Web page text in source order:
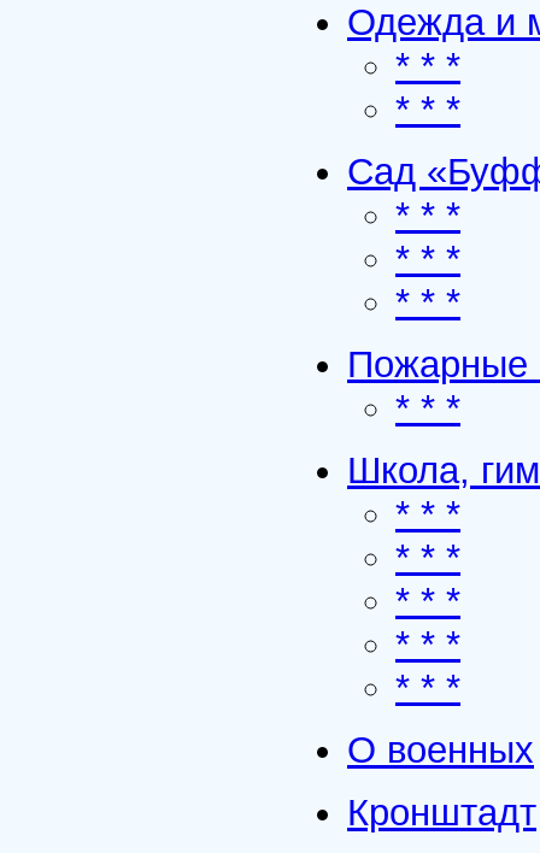
Одежда и
* * *
* * *
Сад
* * *
* * *
* * *
Пожарные
* * *
Школа,
* * *
* * *
* * *
* * *
* * *
О военных
Кронштадт